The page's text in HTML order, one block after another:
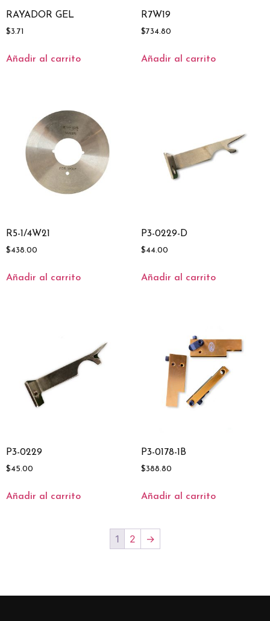
RAYADOR GEL
$3.71
Añadir al carrito
R7W19
$734.80
Añadir al carrito
R5-1/4W21
$438.00
Añadir al carrito
P3-0229-D
$44.00
Añadir al carrito
P3-0229
$45.00
Añadir al carrito
P3-0178-1B
$388.80
Añadir al carrito
1 2 →